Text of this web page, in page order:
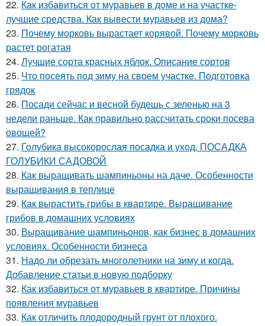
22. Как избавиться от муравьев в доме и на участке-
лучшие средства. Как вывести муравьев из дома?
23. Почему морковь вырастает корявой. Почему морковь
растет рогатая
24. Лучшие сорта красных яблок. Описание сортов
25. Что посеять под зиму на своем участке. Подготовка
грядок
26. Посади сейчас и весной будешь с зеленью на 3
недели раньше. Как правильно рассчитать сроки посева
овощей?
27. Голубика высокорослая посадка и уход. ПОСАДКА
ГОЛУБИКИ САДОВОЙ
28. Как выращивать шампиньоны на даче. Особенности
выращивания в теплице
29. Как вырастить грибы в квартире. Выращивание
грибов в домашних условиях
30. Выращивание шампиньонов, как бизнес в домашних
условиях. Особенности бизнеса
31. Надо ли обрезать многолетники на зиму и когда.
Добавление статьи в новую подборку
32. Как избавиться от муравьев в квартире. Причины
появления муравьев
33. Как отличить плодородный грунт от плохого.